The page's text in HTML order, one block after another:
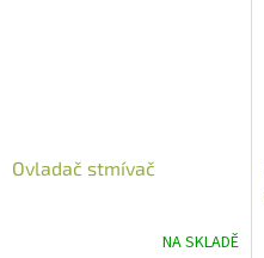
Ovladač stmívač
NA SKLADĚ